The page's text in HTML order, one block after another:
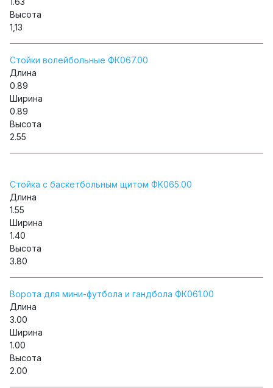
Высота
1,13
Стойки волейбольные ФК067.00
Длина
0.89
Ширина
0.89
Высота
2.55
Стойка с баскетбольным щитом ФК065.00
Длина
1.55
Ширина
1.40
Высота
3.80
Ворота для мини-футбола и гандбола ФК061.00
Длина
3.00
Ширина
1.00
Высота
2.00